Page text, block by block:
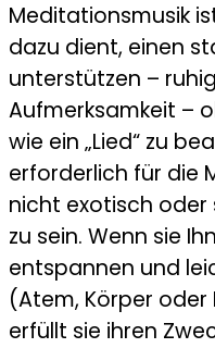
Meditationsmusik
dazu dient, einen
unterstützen –
Aufmerksamkeit –
wie ein „Lied“ zu
erforderlich für die
nicht exotisch oder
zu sein. Wenn sie
entspannen und
(Atem, Körper oder
erfüllt sie ihren